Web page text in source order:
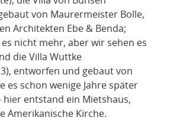
von Maurermeister Bolle,
Architekten Ebe & Benda;
nicht mehr, aber wir sehen es
die Villa Wuttke
entworfen und gebaut von
es schon wenige Jahre später
hier entstand ein Mietshaus,
Amerikanische Kirche.